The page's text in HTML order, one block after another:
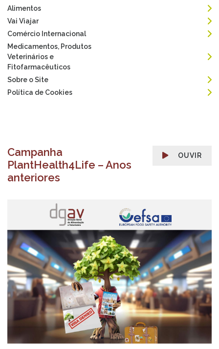
Alimentos
Vai Viajar
Comércio Internacional
Medicamentos, Produtos
Veterinários e
Fitofarmacêuticos
Sobre o Site
Política de Cookies
OUVIR
Campanha
PlantHealth4Life – Anos
anteriores